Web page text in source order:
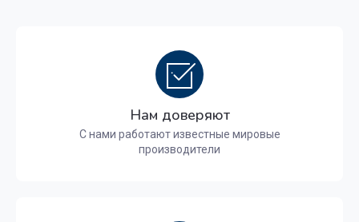
Нам доверяют
С нами работают известные мировые
производители